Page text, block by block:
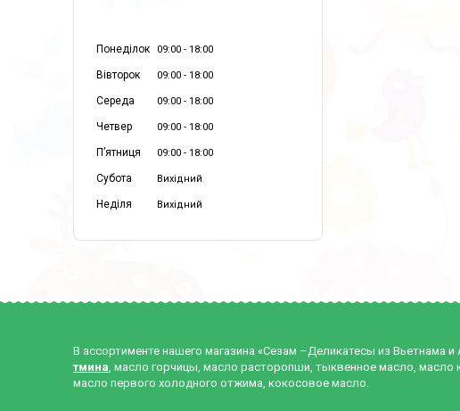
Понеділок 09:00 18:00
Вівторок 09:00 18:00
Середа 09:00 18:00
Четвер 09:00 18:00
Пʼятниця 09:00 18:00
Субота Вихідний
Неділя Вихідний
В ассортименте нашего магазина «Сезам –Деликатесы из Вьетнама
тмина, масло горчицы, масло расторопши, тыквенное масло, масло
масло первого холодного отжима, кокосовое масло.